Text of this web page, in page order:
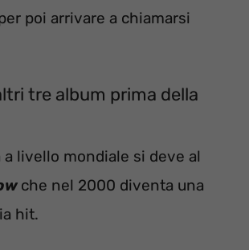
poi arrivare a chiamarsi
tre album prima della
a livello mondiale si deve al
che nel 2000 diventa una
hit.